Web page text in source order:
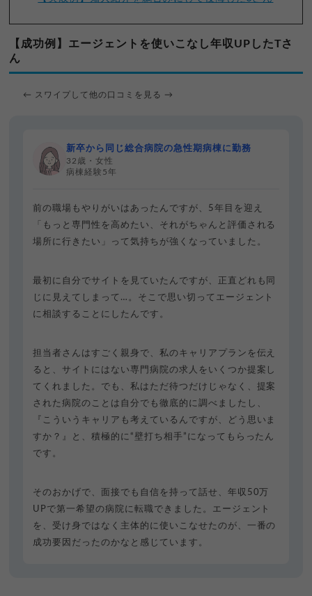
【成功例】エージェントを使いこなし年収UPしたTさ
ん
← スワイプして他の口コミを見る →
新卒から同じ総合病院の急性期病棟に勤務
32歳・女性
病棟経験5年
前の職場もやりがいはあったんですが、5年目を迎え
「もっと専門性を高めたい、それがちゃんと評価される
場所に行きたい」って気持ちが強くなっていました。
最初に自分でサイトを見ていたんですが、正直どれも同
じに見えてしまって…。そこで思い切ってエージェント
に相談することにしたんです。
担当者さんはすごく親身で、私のキャリアプランを伝え
ると、サイトにはない専門病院の求人をいくつか提案し
てくれました。でも、私はただ待つだけじゃなく、提案
された病院のことは自分でも徹底的に調べましたし、
『こういうキャリアも考えているんですが、どう思いま
すか？』と、積極的に“壁打ち相手”になってもらったん
です。
そのおかげで、面接でも自信を持って話せ、年収50万
UPで第一希望の病院に転職できました。エージェント
を、受け身ではなく主体的に使いこなせたのが、一番の
成功要因だったのかなと感じています。